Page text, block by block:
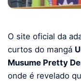
O site oficial da
curtos do mangá
Musume Pretty
onde é revelado